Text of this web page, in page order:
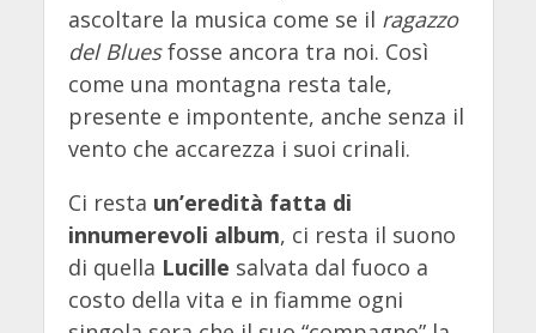
ascoltare la musica come se il ragazzo
del Bluesfosse ancora tra noi. Così
come una montagna resta tale,
presente e impontente, anche senza il
vento che accarezza i suoi crinali.
Ci resta un’eredità fatta di
innumerevoli album, ci resta il suono
di quella Lucille salvata dal fuoco a
costo della vita e in fiamme ogni